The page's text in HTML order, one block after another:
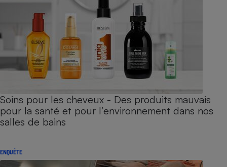
Soins pour les cheveux - Des produits mauvais
pour la santé et pour l’environnement dans nos
salles de bains
ENQUÊTE